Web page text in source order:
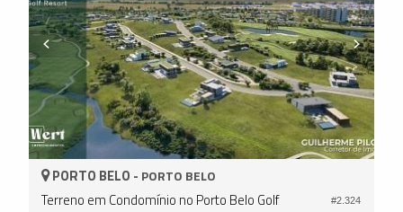
#2.324
PORTO BELO - PORTO BELO
Terreno em Condomínio no Porto Belo Golf